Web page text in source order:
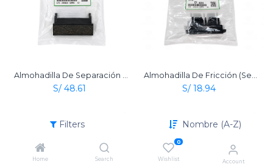
Filters Nombre (A-Z)
Home Search
0
Wishlist Account
S/ 48.61 S/ 18.94
ORIGINAL